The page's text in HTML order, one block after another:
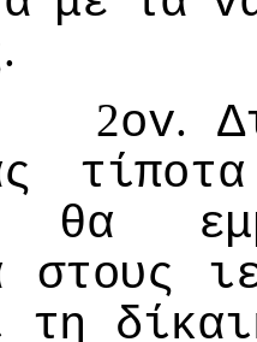
.
ov.
τίπoτα
θα
στoυς
τη